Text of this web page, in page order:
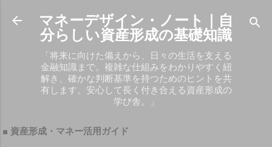
スキップしてメイン コンテンツに移動
マネーデザイン・ノート｜自
分らしい資産形成の基礎知識
「将来に向けた備えから、日々の生活を支える
金融知識まで。複雑な仕組みをわかりやすく紐
解き、確かな判断基準を持つためのヒントを共
有します。安心して長く付き合える資産形成の
学び舎。」
■ 資産形成・マネー活用ガイド